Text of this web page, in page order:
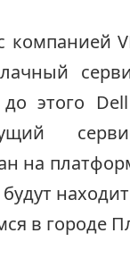
компанией
этого
на
в городе